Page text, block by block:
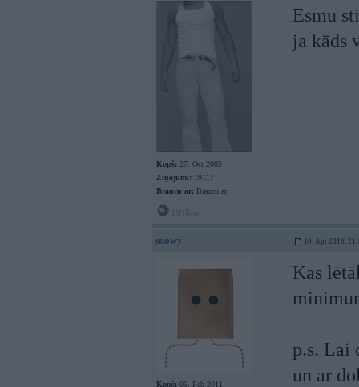
Kopš: 27. Oct 2005
Ziņojumi: 19117
Braucu ar: Braucu ar
Esmu
ja kāds
snowy 10. Apr 2016,
Kopš: 05. Feb 2011
Kas
p.s. Lai
un ar